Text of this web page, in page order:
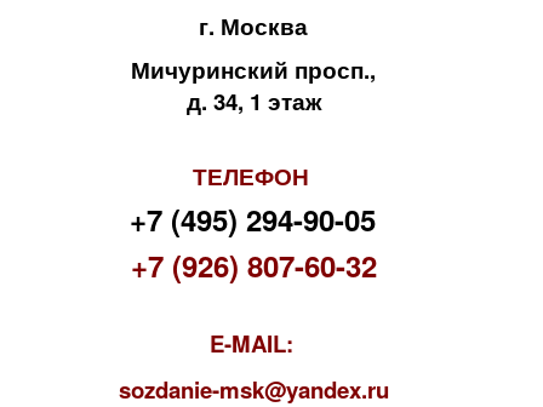
г. Москва
Мичуринский просп.,
д. 34, 1 этаж
ТЕЛЕФОН
+7 (495) 294-90-05
+7 (926) 807-60-32
E-MAIL:
sozdanie-msk@yandex.ru